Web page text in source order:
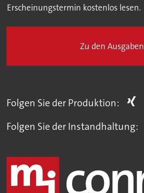
Erscheinungstermin kostenlos lesen.
Zu den Ausgaben
Folgen Sie der Produktion:
Folgen Sie der Instandhaltung: